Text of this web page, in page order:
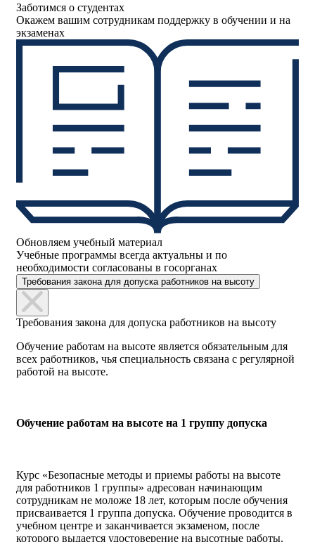
Заботимся о студентах
Окажем вашим сотрудникам поддержку в обучении и на
экзаменах
Обновляем учебный материал
Учебные программы всегда актуальны и по
необходимости согласованы в госорганах
Требования закона для допуска работников на высоту
Требования закона для допуска работников на высоту
Обучение работам на высоте является обязательным для
всех работников, чья специальность связана с регулярной
работой на высоте.
Обучение работам на высоте на 1 группу допуска
Курс «Безопасные методы и приемы работы на высоте
для работников 1 группы» адресован начинающим
сотрудникам не моложе 18 лет, которым после обучения
присваивается 1 группа допуска. Обучение проводится в
учебном центре и заканчивается экзаменом, после
которого выдается удостоверение на высотные работы.